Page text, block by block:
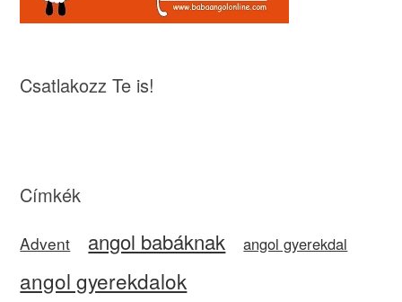
Csatlakozz Te is!
Címkék
Advent angol babáknak angol gyerekdal
angol gyerekdalok